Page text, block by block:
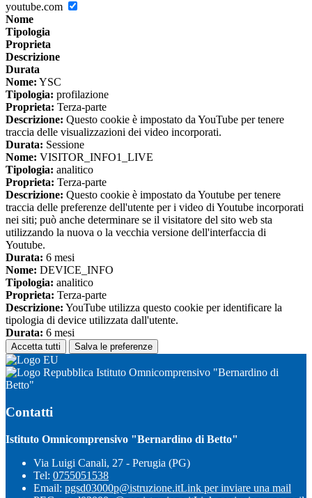
youtube.com
Nome
Tipologia
Proprieta
Descrizione
Durata
Nome: YSC
Tipologia: profilazione
Proprieta: Terza-parte
Descrizione: Questo cookie è impostato da YouTube per tenere
traccia delle visualizzazioni dei video incorporati.
Durata: Sessione
Nome: VISITOR_INFO1_LIVE
Tipologia: analitico
Proprieta: Terza-parte
Descrizione: Questo cookie è impostato da Youtube per tenere
traccia delle preferenze dell'utente per i video di Youtube incorporati
nei siti; può anche determinare se il visitatore del sito web sta
utilizzando la nuova o la vecchia versione dell'interfaccia di
Youtube.
Durata: 6 mesi
Nome: DEVICE_INFO
Tipologia: analitico
Proprieta: Terza-parte
Descrizione: YouTube utilizza questo cookie per identificare la
tipologia di device utilizzata dall'utente.
Durata: 6 mesi
Accetta tutti Salva le preferenze
Istituto Omnicomprensivo "Bernardino di
Betto"
Contatti
Istituto Omnicomprensivo "Bernardino di Betto"
Via Luigi Canali, 27 - Perugia (PG)
Tel: 0755051538
Email: pgsd03000p@istruzione.itLink per inviare una mail